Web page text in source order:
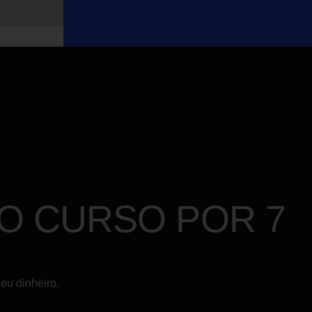
CURSO POR 7
dinheiro.